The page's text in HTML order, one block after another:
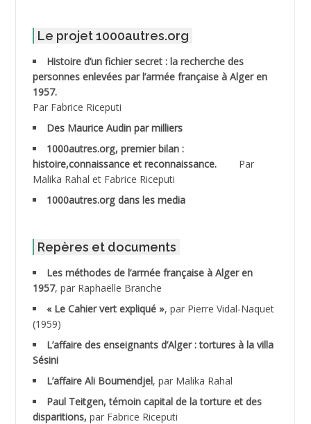
ABDELMOUMENE Ahmed
ABDESMED Mohamed ben Kaddour
ABDESSELAMI Kouider
ABDESSLEM Ahmed dit le Coiffeur
ABDOUDOU
ABID Mohamed
ABNOUN Salah
ACHACHE M.*
ACHLAF Ali
ADALMI
Le projet 1000autres.org
Histoire d’un fichier secret : la recherche des
personnes enlevées par l’armée française à Alger en
1957.
Par Fabrice Riceputi
Des Maurice Audin par milliers
1000autres.org, premier bilan :
histoire,connaissance et reconnaissance.
Par
Malika Rahal et Fabrice Riceputi
1000autres.org dans les media
Repères et documents
Les méthodes de l’armée française à Alger en
1957, par Raphaëlle Branche
« Le Cahier vert expliqué », par Pierre Vidal-Naquet
(1959)
L’affaire des enseignants d’Alger : tortures à la villa
Sésini
L’affaire Ali Boumendjel, par Malika Rahal
Paul Teitgen, témoin capital de la torture et des
disparitions, par Fabrice Riceputi